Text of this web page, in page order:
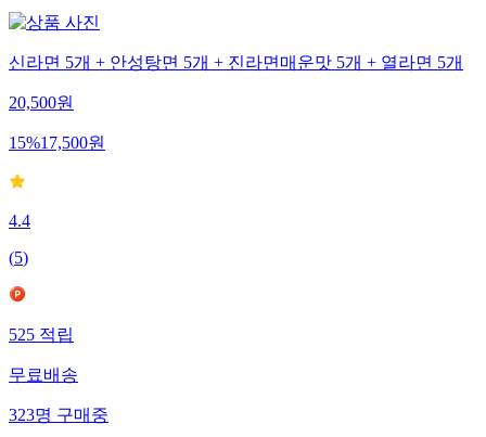
신라면 5개 + 안성탕면 5개 + 진라면매운맛 5개 + 열라면 5개
20,500원
15%17,500원
4.4
(5)
525적립
무료배송
323명구매중